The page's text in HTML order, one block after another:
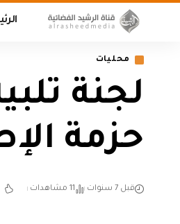
محليات
لجنة
حزمة
قبل 7 سنوات 11 مشاهدات